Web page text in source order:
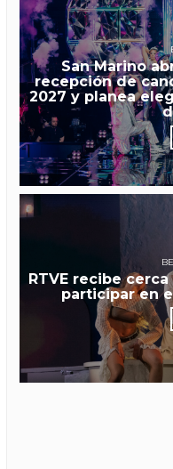
San Marino
recepción de
2027 y planea
RTVE recibe
participar en